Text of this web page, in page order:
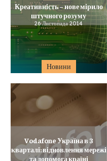
Новини
Креативність – нове мірило
штучного розуму
26 Листопада 2014
Vodafone Україна в 3
кварталі: відновлення мережі
та допомога країні